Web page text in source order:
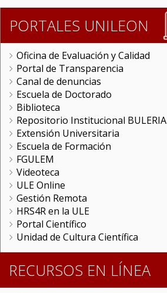
PORTALES UNILEON
Oficina de Evaluación y Calidad
Portal de Transparencia
Canal de denuncias
Escuela de Doctorado
Biblioteca
Repositorio Institucional BULERIA
Extensión Universitaria
Escuela de Formación
FGULEM
Videoteca
ULE Online
Gestión Remota
HRS4R en la ULE
Portal Científico
Unidad de Cultura Científica
RECURSOS EN LÍNEA